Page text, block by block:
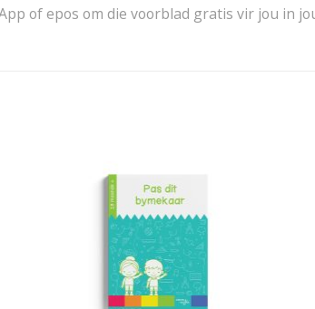
of epos om die voorblad gratis vir jou in